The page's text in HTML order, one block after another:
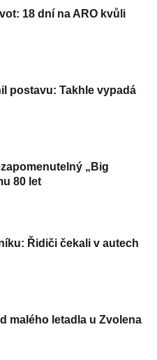
18 dní na ARO kvůli
postavu: Takhle vypadá
„Big
80 let
Řidiči čekali v autech
malého letadla u Zvolena